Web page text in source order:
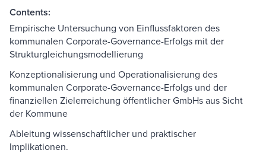
Contents:
Empirische Untersuchung von Einflussfaktoren des
kommunalen Corporate-Governance-Erfolgs mit der
Strukturgleichungsmodellierung
Konzeptionalisierung und Operationalisierung des
kommunalen Corporate-Governance-Erfolgs und der
finanziellen Zielerreichung öffentlicher GmbHs aus Sicht
der Kommune
Ableitung wissenschaftlicher und praktischer
Implikationen.